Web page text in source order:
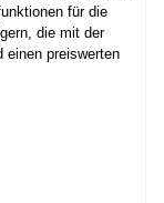
für die
die mit der
einen preiswerten